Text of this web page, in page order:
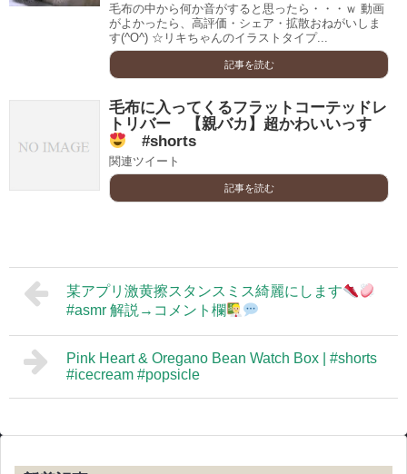
毛布の中から何か音がすると思ったら・・・ｗ 動画
がよかったら、高評価・シェア・拡散おねがいしま
す(^O^) ☆リキちゃんのイラストタイプ...
記事を読む
毛布に入ってくるフラットコーテッドレ
トリバー 【親バカ】超かわいいっす
#shorts
関連ツイート
記事を読む
某アプリ激黄擦スタンスミス綺麗にします
#asmr 解説→コメント欄
Pink Heart & Oregano Bean Watch Box | #shorts
#icecream #popsicle